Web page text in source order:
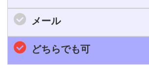
メール
どちらでも可